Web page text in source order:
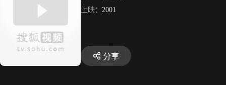
上映： 2001
分享